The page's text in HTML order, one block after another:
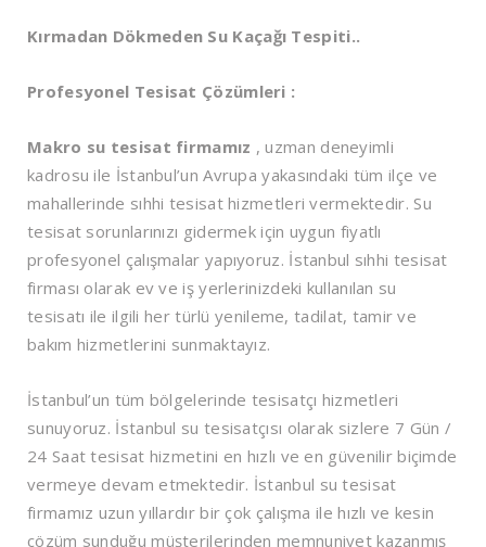
Kırmadan Dökmeden Su Kaçağı Tespiti..
Profesyonel Tesisat Çözümleri :
Makro su tesisat firmamız , uzman deneyimli
kadrosu ile İstanbul’un Avrupa yakasındaki tüm ilçe ve
mahallerinde sıhhi tesisat hizmetleri vermektedir. Su
tesisat sorunlarınızı gidermek için uygun fiyatlı
profesyonel çalışmalar yapıyoruz. İstanbul sıhhi tesisat
firması olarak ev ve iş yerlerinizdeki kullanılan su
tesisatı ile ilgili her türlü yenileme, tadilat, tamir ve
bakım hizmetlerini sunmaktayız.
İstanbul’un tüm bölgelerinde tesisatçı hizmetleri
sunuyoruz. İstanbul su tesisatçısı olarak sizlere 7 Gün /
24 Saat tesisat hizmetini en hızlı ve en güvenilir biçimde
vermeye devam etmektedir. İstanbul su tesisat
firmamız uzun yıllardır bir çok çalışma ile hızlı ve kesin
çözüm sunduğu müşterilerinden memnuniyet kazanmış